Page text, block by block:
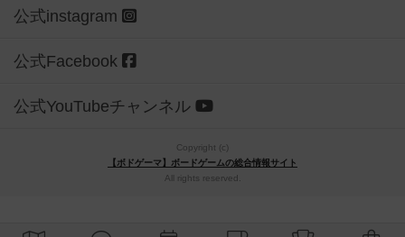
公式instagram
公式Facebook
公式YouTubeチャンネル
Copyright (c)
【ボドゲーマ】ボードゲームの総合情報サイト
All rights reserved.